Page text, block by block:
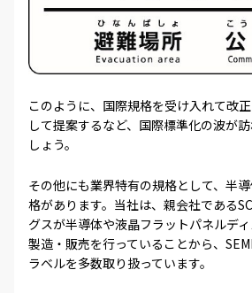
このように、国際規格を受け入れて改
して提案するなど、国際標準化の波が
しょう。
その他にも業界特有の規格として、半
格があります。当社は、親会社である
グスが半導体や液晶フラットパネルデ
製造・販売を行っていることから、
ラベルを多数取り扱っています。